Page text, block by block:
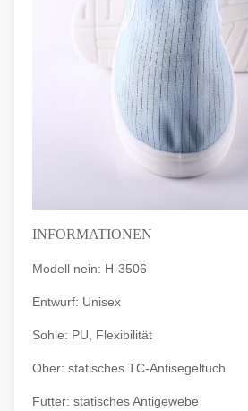
INFORMATIONEN
Modell nein: H-3506
Entwurf: Unisex
Sohle: PU, Flexibilität
Ober: statisches TC-Antisegeltuch
Futter: statisches Antigewebe